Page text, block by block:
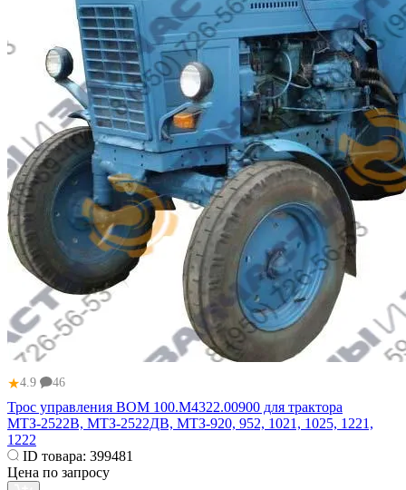
★4.9 46
Трос управления ВОМ 100.М4322.00900 для трактора
МТЗ-2522В, МТЗ-2522ДВ, МТЗ-920, 952, 1021, 1025, 1221,
1222
ID товара: 399481
Цена по запросу